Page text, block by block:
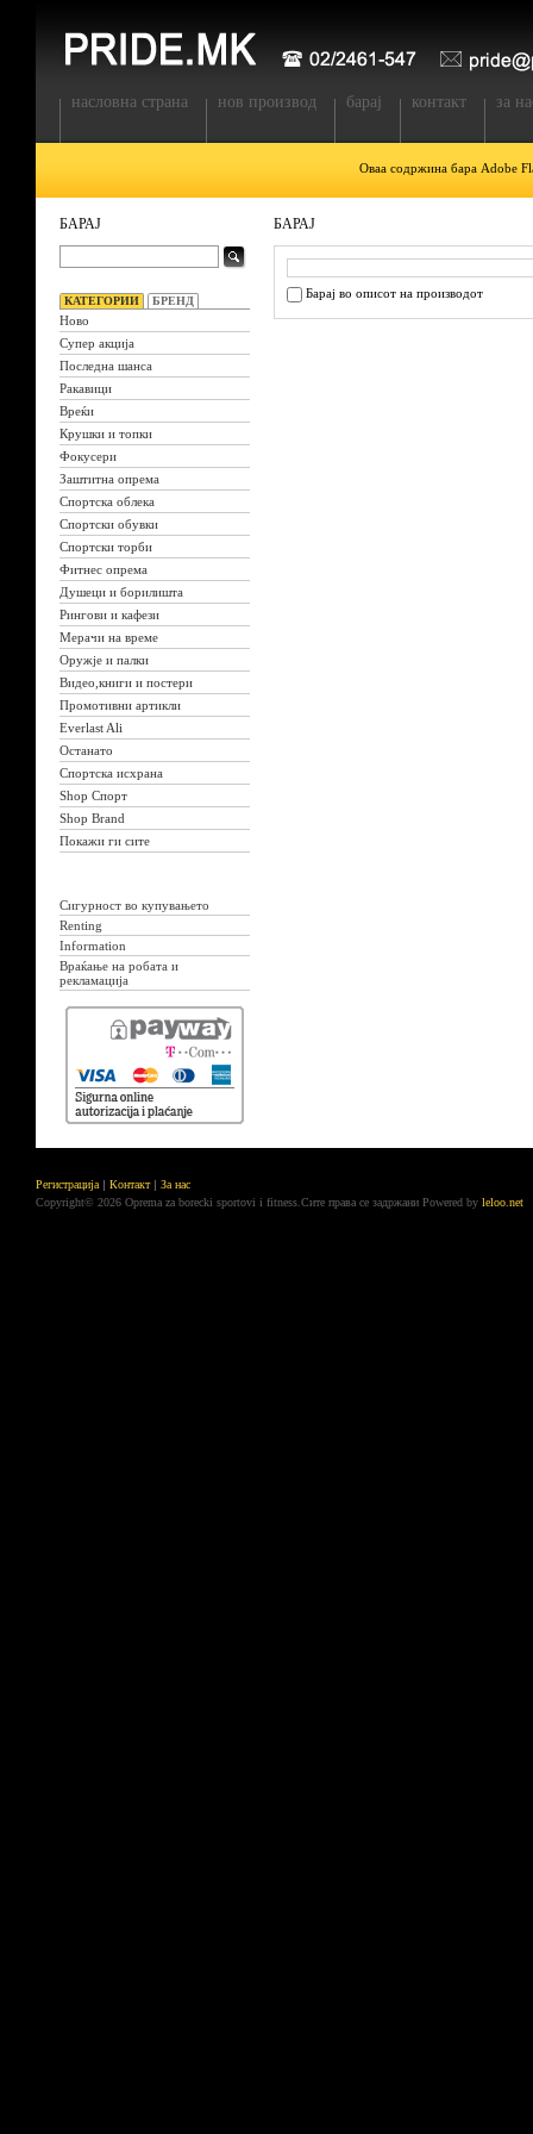
насловна страна нов производ барај контакт за
Оваа содржина бара Adobe
БАРАЈ
КАТЕГОРИИ БРЕНД
Ново
Супер акција
Последна шанса
Ракавици
Вреќи
Крушки и топки
Фокусери
Заштитна опрема
Спортска облека
Спортски обувки
Спортски торби
Фитнес опрема
Душеци и борилишта
Рингови и кафези
Мерачи на време
Оружје и палки
Видео,книги и постери
Промотивни артикли
Everlast Ali
Останато
Спортска исхрана
Shop Спорт
Shop Brand
Покажи ги сите
Сигурност во купувањето
Renting
Information
Враќање на робата и
рекламација
БАРАЈ
Барај во описот на производот
Регистрација Контакт
За нас
Copyright© 2026 Oprema za borecki sportovi i fitness.Сите права се задржани Powered by leloo.net